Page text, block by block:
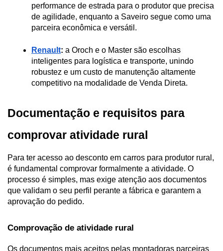
performance de estrada para o produtor que precisa
de agilidade, enquanto a Saveiro segue como uma
parceira econômica e versátil.
Renault: a Oroch e o Master são escolhas
inteligentes para logística e transporte, unindo
robustez e um custo de manutenção altamente
competitivo na modalidade de Venda Direta.
Documentação e requisitos para
comprovar atividade rural
Para ter acesso ao desconto em carros para produtor rural,
é fundamental comprovar formalmente a atividade. O
processo é simples, mas exige atenção aos documentos
que validam o seu perfil perante a fábrica e garantem a
aprovação do pedido.
Comprovação de atividade rural
Os documentos mais aceitos pelas montadoras parceiras